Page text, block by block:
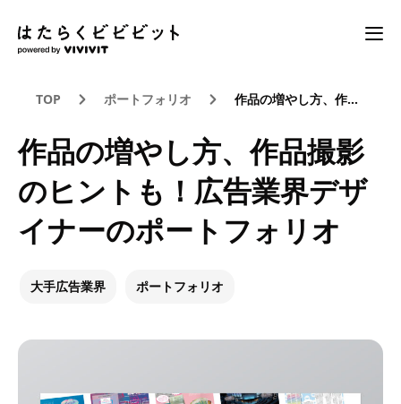
TOP ポートフォリオ 作品の増やし方、作品撮影のヒントも！広告業界デザイナーのポートフォリオ
作品の増やし方、作品撮影
のヒントも！広告業界デザ
イナーのポートフォリオ
大手広告業界 ポートフォリオ